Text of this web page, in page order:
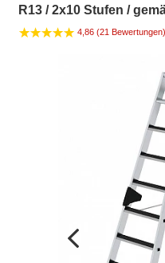
R13 / 2x10 Stufen /
4,86 (21 Bewertungen)